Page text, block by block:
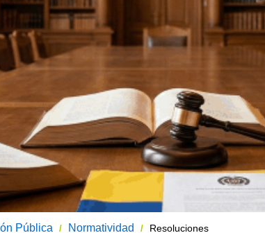
Pública / Normatividad / Resoluciones